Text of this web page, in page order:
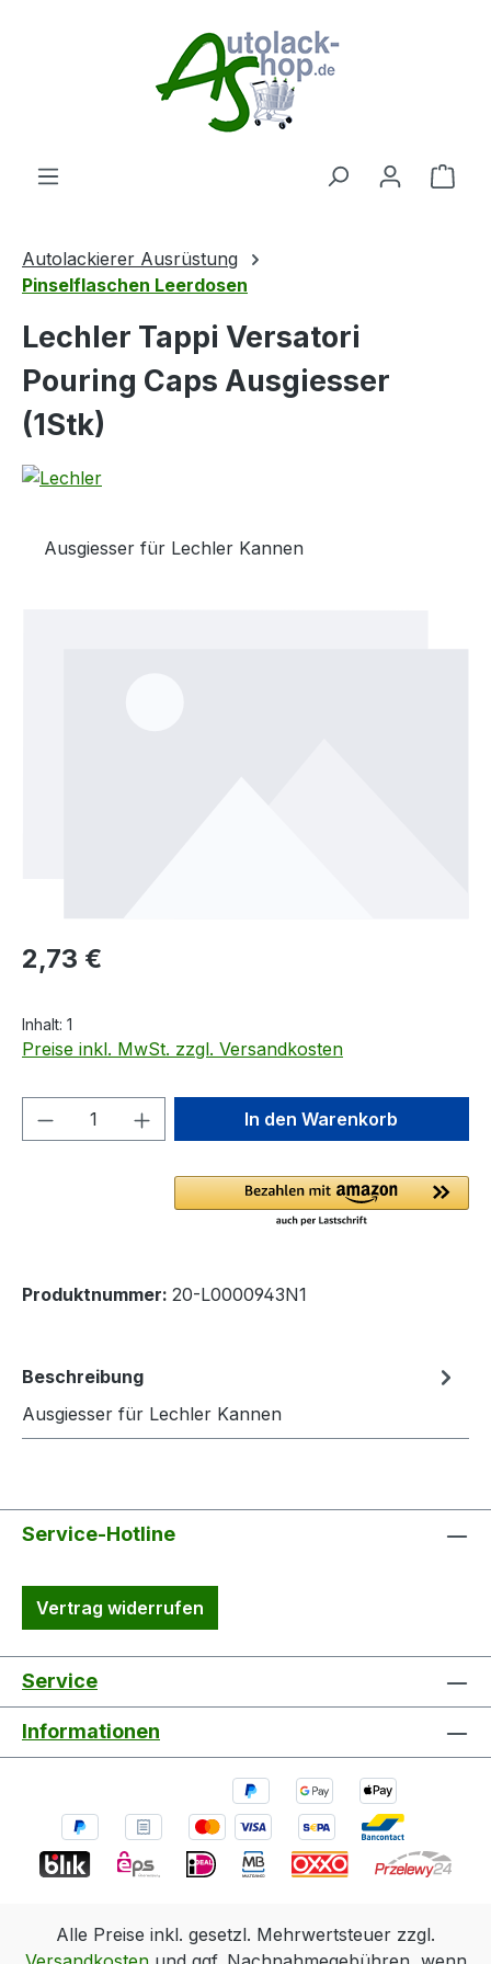
Autolackierer Ausrüstung
Pinselflaschen Leerdosen
Lechler Tappi Versatori
Pouring Caps Ausgiesser
(1Stk)
Ausgiesser für Lechler Kannen
Regulärer Preis:
2,73 €
Inhalt: 1
Preise inkl. MwSt. zzgl. Versandkosten
Produkt Anzahl: Gib denIn den Warenkorb
Produktnummer: 20-L0000943N1
Beschreibung
Ausgiesser für Lechler Kannen
Service-Hotline
Vertrag widerrufen
Service
Informationen
Alle Preise inkl. gesetzl. Mehrwertsteuer zzgl.